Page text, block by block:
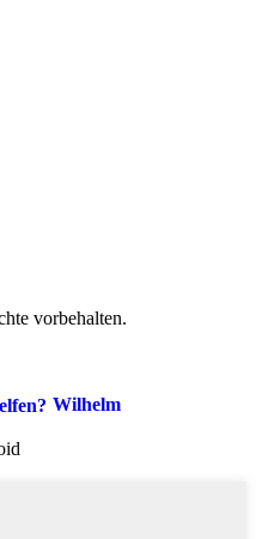
vorbehalten.
Wilhelm